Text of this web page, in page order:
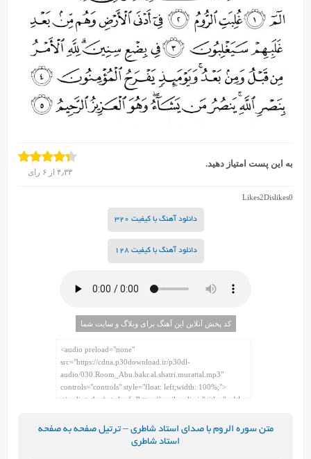
به این پست امتیاز دهید.
۴٫۳۳ از۶ رای
Likes2Dislikes0
دانلود آهنگ با کیفیت 320
دانلود آهنگ با کیفیت 128
کد پخش آنلاین این آهنگ برای وبلاگ و سایت شما
متن سوره الروم با صدای استاد شاطری – ترتیل صفحه به صفحه
استاد شاطری